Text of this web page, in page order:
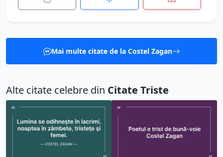
Mai multe citate de la Costel Zagan
Alte citate celebre din Citate Triste